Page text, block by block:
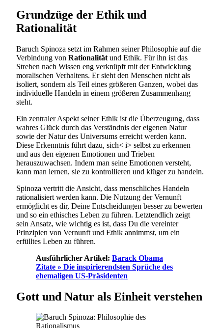
Grundzüge der Ethik und
Rationalität
Baruch Spinoza setzt im Rahmen seiner Philosophie auf die
Verbindung von Rationalität und Ethik. Für ihn ist das
Streben nach Wissen eng verknüpft mit der Entwicklung
moralischen Verhaltens. Er sieht den Menschen nicht als
isoliert, sondern als Teil eines größeren Ganzen, wobei das
individuelle Handeln in einem größeren Zusammenhang
steht.
Ein zentraler Aspekt seiner Ethik ist die Überzeugung, dass
wahres Glück durch das Verständnis der eigenen Natur
sowie der Natur des Universums erreicht werden kann.
Diese Erkenntnis führt dazu, sich< i> selbst zu erkennen
und aus den eigenen Emotionen und Trieben
herauszuwachsen. Indem man seine Emotionen versteht,
kann man lernen, sie zu kontrollieren und klüger zu handeln.
Spinoza vertritt die Ansicht, dass menschliches Handeln
rationalisiert werden kann. Die Nutzung der Vernunft
ermöglicht es dir, Deine Entscheidungen besser zu bewerten
und so ein ethisches Leben zu führen. Letztendlich zeigt
sein Ansatz, wie wichtig es ist, dass Du die vereinter
Prinzipien von Vernunft und Ethik annimmst, um ein
erfülltes Leben zu führen.
Ausführlicher Artikel: Barack Obama
Zitate » Die inspirierendsten Sprüche des
ehemaligen US-Präsidenten
Gott und Natur als Einheit verstehen